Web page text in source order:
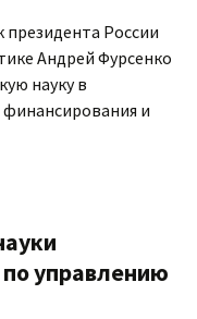
России
Андрей Фурсенко
науку в
и
управлению